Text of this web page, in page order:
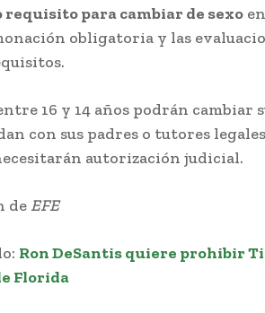
requisito para cambiar de sexo
obligatoria y las
16 y 14 años podrán cambiar
con sus padres o tutores
autorización judicial.
de EFE
Ron DeSantis quiere prohibir
Florida